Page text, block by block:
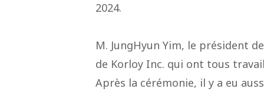
2024.
M. JungHyun Yim, le président
de Korloy Inc. qui ont tous
Après la cérémonie, il y a eu